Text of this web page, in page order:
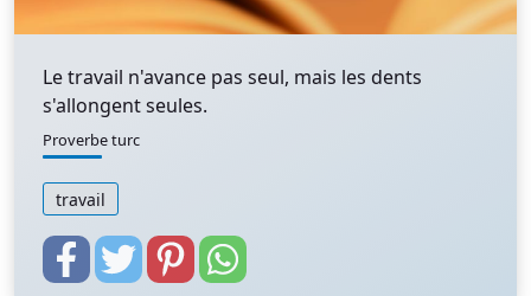
Le travail n'avance pas seul, mais les dents
s'allongent seules.
Proverbe turc
travail